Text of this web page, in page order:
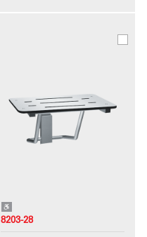
8203-28